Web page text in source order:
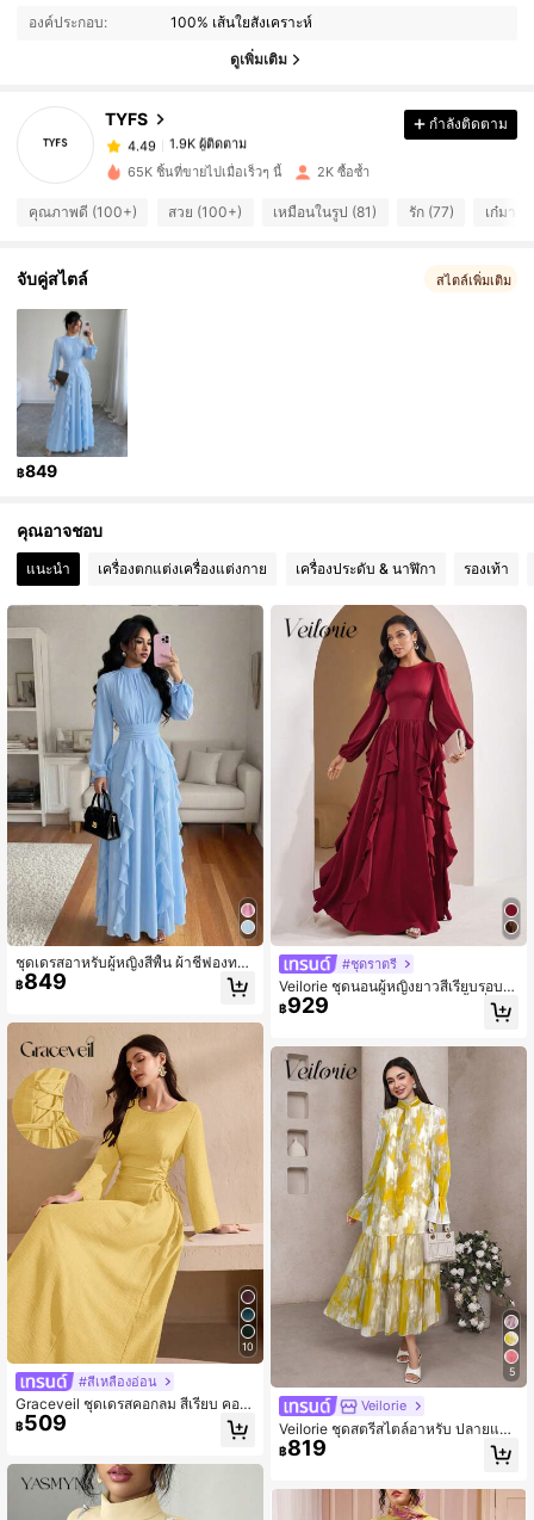
องค์ประกอบ: 100% เส้นใยสังเคราะห์
ดูเพิ่มเติม
TYFS
1.9K ผู้ติดตาม
4.49
t***1
จ่าย1 วันที่ผ่านมา
4.49
4.49 1.9K ผู้ติดตาม
4.49 1.9K ผู้ติดตาม
4.49 1.9K ผู้ติดตาม
กำลังติดตาม
65K ชิ้นที่ขายไปเมื่อเร็วๆ นี้ 2K ซื้อซ้ำ
คุณภาพดี (100+) สวย (100+) เหมือนในรูป (81) รัก (77) เก๋มาก
จับคู่สไตล์ สไตล์เพิ่มเติม
฿849
คุณอาจชอบ
แนะนำ เครื่องตกแต่งเครื่องแต่งกาย เครื่องประดับ & นาฬิกา รองเท้า
ชุดเดรสอาหรับผู้หญิงสีพื้น ผ้าชีฟองทอ
ชายระบาย สไตล์หรูหรา สำหรับฤดูใบไ
ม้ผลิและฤดูใบไม้ร่วง
฿849
10
#สีเหลืองอ่อน
Graceveil ชุดเดรสคอกลม สีเรียบ คอจี
บ แขนยาว เอวจับจีบ มีเชือกผูกเอว
฿509
#ชุดราตรี
Veilorie ชุดนอนผู้หญิงยาวสีเรียบรอบค
อแขนยาวพับยับ การออกแบบขั้นต่ำสไ
ตล์อะบายา'า ชุดค่ำคืนปกปิด
฿929
5
Veilorie
Veilorie ชุดสตรีสไตล์อาหรับ ปลายแข
นระบาย ชายระบาย พิมพ์ลายไทด์-ดาย
฿819